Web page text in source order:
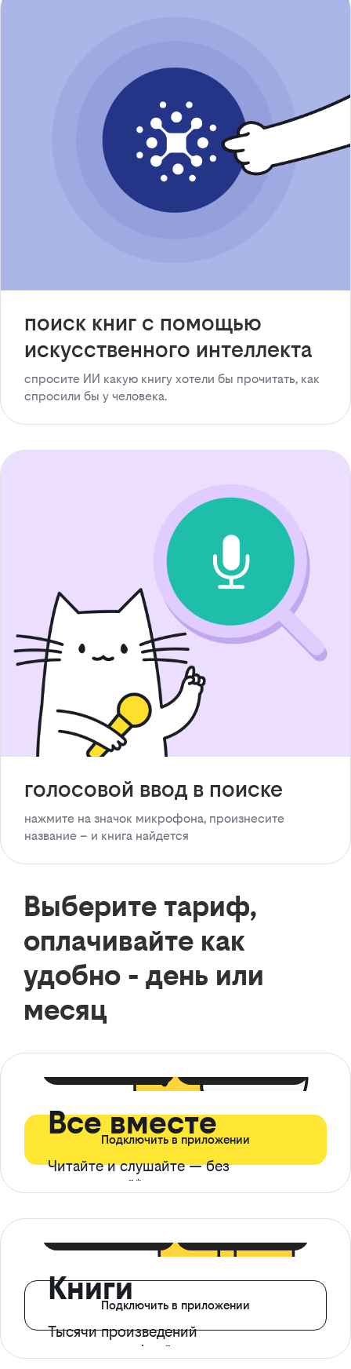
поиск книг с помощью
искусственного интеллекта
спросите ИИ какую книгу хотели бы прочитать, как
спросили бы у человека.
голосовой ввод в поиске
нажмите на значок микрофона, произнесите
название – и книга найдется
Выберите тариф,
оплачивайте как
удобно - день или
месяц
Все вместе
Читайте и слушайте — без
ограничений*
Подключить в приложении
Книги
Тысячи произведений
с доступом офлайн
Подключить в приложении